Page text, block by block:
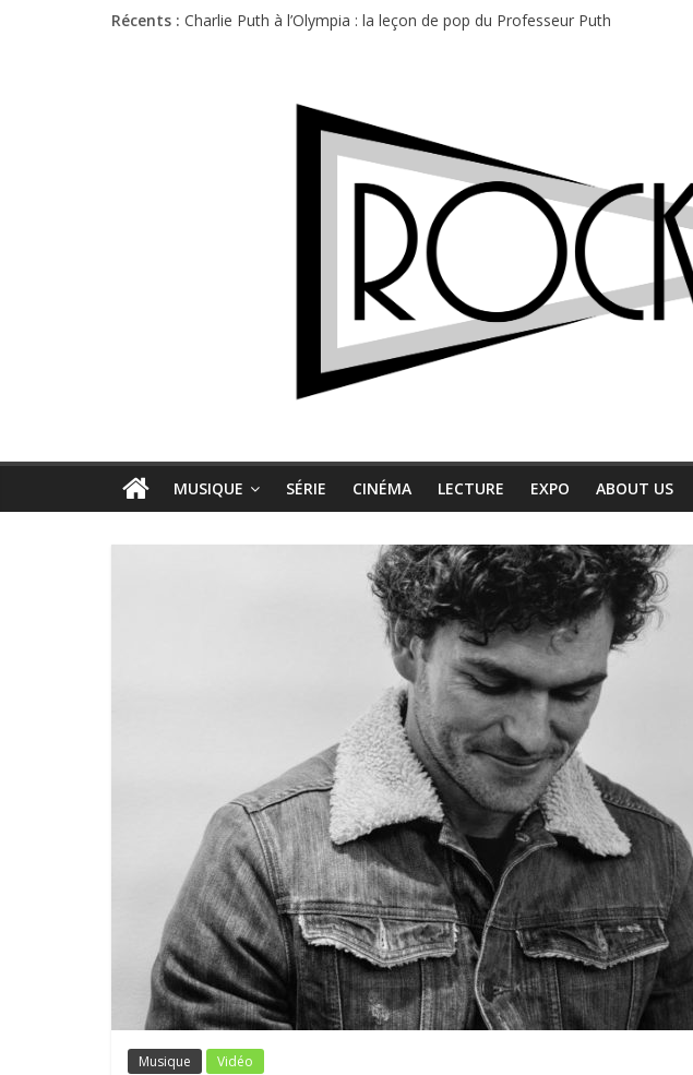
Récents : Charlie Puth à l’Olympia : la leçon de pop du Professeur Puth
Première édition du Midgard Festival : entre bière, métal et tatouages
MUSIQUE SÉRIE CINÉMA LECTURE EXPO ABOUT US
Musique Vidéo